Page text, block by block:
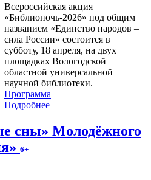
Всероссийская акция
«Библионочь-2026» под общим
названием «Единство народов –
сила России» состоится в
субботу, 18 апреля, на двух
площадках Вологодской
областной универсальной
научной библиотеки.
Программа
Подробнее
сны» Молодёжного
6+